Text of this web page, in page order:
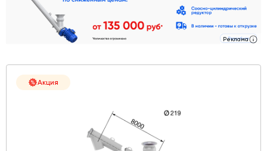
Дозаторы для бетонных заводов
Затворы для силосов и дозаторов
Авто и Ж/Д весы
Оборудование для производства ЖБИ
Телескопические загрузчики
Реклама
Акция